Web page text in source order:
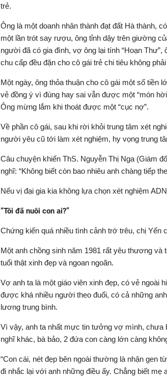
trẻ.
Ông là một doanh nhân thành đạt đất Hà thành,
một lần trót say rượu, ông tỉnh dậy trên giường
người đã có gia đình, vợ ông lại tính “Hoạn
chu cấp đều đặn cho cô gái trẻ chi tiêu không
Một ngày, ông thỏa thuận cho cô gái một số tiền
vẻ đồng ý vì đúng hay sai vẫn được một “món
Ông mừng lắm khi thoát được một “cục nợ”.
Về phần cô gái, sau khi rời khỏi trung tâm xét
người yêu cũ tới làm xét nghiệm, hy vọng trung
Câu chuyện khiến ThS. Nguyễn Thị Nga (Giám
nghĩ: “Không biết còn bao nhiêu anh chàng tiếp
Nếu vị đại gia kia không lựa chọn xét nghiệm
“Tôi đã nuôi con ai?”
Chứng kiến quá nhiều tình cảnh trớ trêu, chị
Một anh chồng sinh năm 1981 rất yêu thương
tuổi thật xinh đẹp và ngoan ngoãn.
Vợ anh ta là một giáo viên xinh đẹp, có vẻ ngoài
được khá nhiều người theo đuổi, có cả những
lương trung bình.
Vì vậy, anh ta nhất mực tin tưởng vợ mình, chưa
nghĩ khác, bà bảo, 2 đứa con càng lớn càng
“Con cái, nét đẹp bên ngoài thường là nhận gen
đi nhắc lại với anh những điều ấy. Chẳng biết